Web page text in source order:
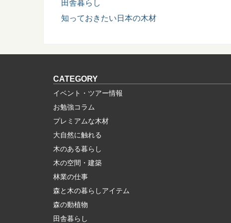
田舎暮らし
知っておきたい日本の木材
CATEGORY
イベント・ツアー情報
お勉強コラム
プレミアムな木材
大自然に触れる
木のある暮らし
木の空間・建築
林業の仕事
森と木の暮らしアイテム
森の動植物
田舎暮らし